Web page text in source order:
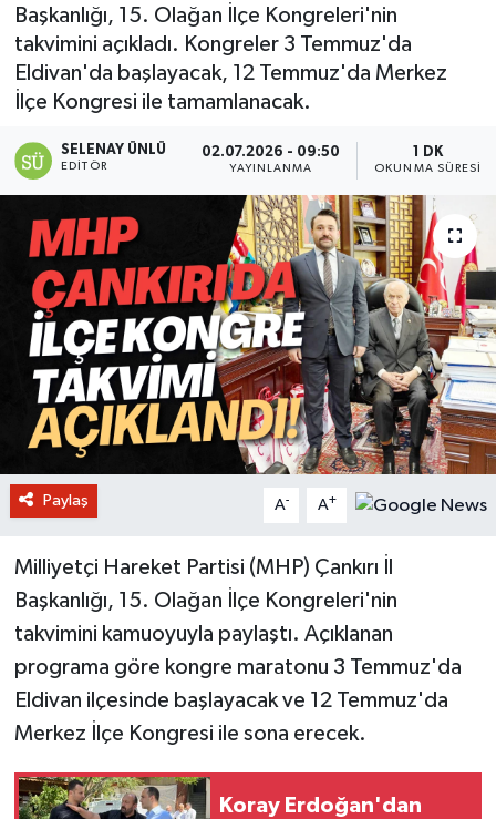
Başkanlığı, 15. Olağan İlçe Kongreleri'nin
takvimini açıkladı. Kongreler 3 Temmuz'da
Eldivan'da başlayacak, 12 Temmuz'da Merkez
İlçe Kongresi ile tamamlanacak.
SELENAY ÜNLÜ
EDITÖR
02.07.2026 - 09:50
YAYINLANMA
1 DK
OKUNMA SÜRESI
Paylaş A- A+
Milliyetçi Hareket Partisi (MHP) Çankırı İl
Başkanlığı, 15. Olağan İlçe Kongreleri'nin
takvimini kamuoyuyla paylaştı. Açıklanan
programa göre kongre maratonu 3 Temmuz'da
Eldivan ilçesinde başlayacak ve 12 Temmuz'da
Merkez İlçe Kongresi ile sona erecek.
Koray Erdoğan'dan